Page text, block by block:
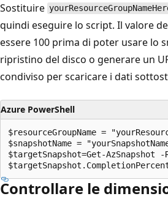
Sostituire
quindi eseguire lo script. Il valore
essere 100 prima di poter usare lo
ripristino del disco o generare un
condiviso per scaricare i dati
Azure PowerShell
$resourceGroupName =
$snapshotName =
$targetSnapshot=Get-AzSnapshot -
Controllare le